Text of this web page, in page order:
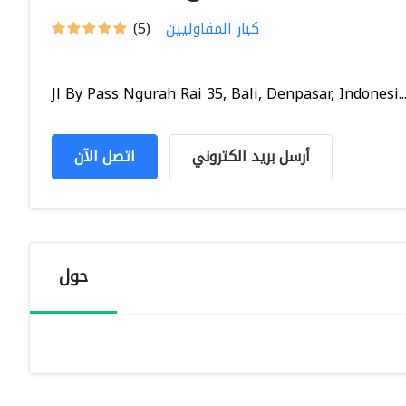
(5) كبار المقاوليين
Jl By Pass Ngurah Rai 35, Bali, Denpasar, Indonesi...
اتصل الآن أرسل بريد الكتروني
حول